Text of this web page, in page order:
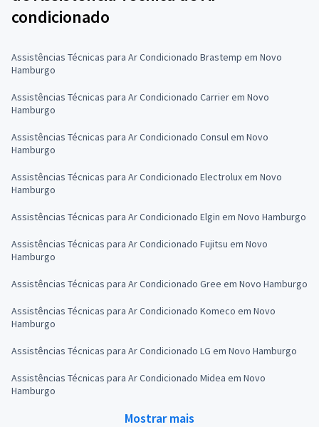
condicionado
Assistências Técnicas para Ar Condicionado Brastemp em Novo
Hamburgo
Assistências Técnicas para Ar Condicionado Carrier em Novo
Hamburgo
Assistências Técnicas para Ar Condicionado Consul em Novo
Hamburgo
Assistências Técnicas para Ar Condicionado Electrolux em Novo
Hamburgo
Assistências Técnicas para Ar Condicionado Elgin em Novo Hamburgo
Assistências Técnicas para Ar Condicionado Fujitsu em Novo
Hamburgo
Assistências Técnicas para Ar Condicionado Gree em Novo Hamburgo
Assistências Técnicas para Ar Condicionado Komeco em Novo
Hamburgo
Assistências Técnicas para Ar Condicionado LG em Novo Hamburgo
Assistências Técnicas para Ar Condicionado Midea em Novo
Hamburgo
Mostrar mais